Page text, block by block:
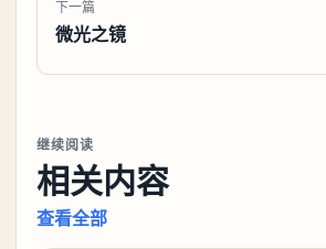
下一篇
微光之镜
继续阅读
相关内容
查看全部